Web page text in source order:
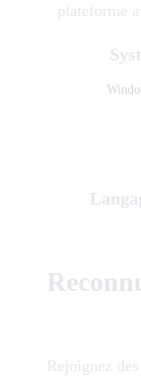
plateforme
Rejoignez